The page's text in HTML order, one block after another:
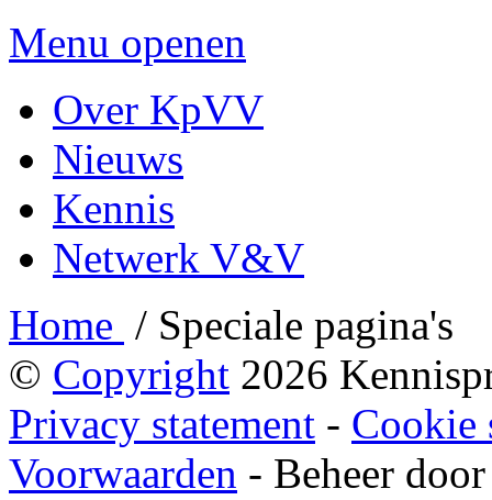
Menu openen
Over KpVV
Nieuws
Kennis
Netwerk V&V
Home / Speciale pagina's
© Copyright 2026
Privacy statement - Cookie
Voorwaarden - Beheer door